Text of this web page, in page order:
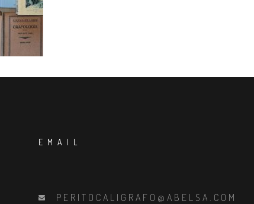
EMAIL
PERITOCALIGRAFO@ABELSA.COM